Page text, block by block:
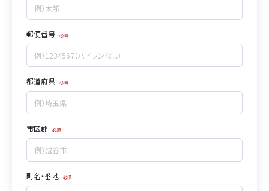
郵便番号
都道府県
市区郡
町名・番地